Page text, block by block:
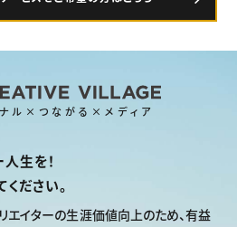
ナル×つながる×メディア
生を！
ださい。
エイターの生涯価値向上のため、有益